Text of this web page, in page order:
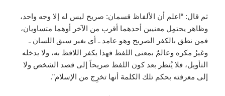
ثم قال: “اعلم أن الألفاظ قسمان: صريح ليس له إلا وجه واحد،
وظاهر يحتمِل معنيين أحدهما أقرب من الآخر أوهما متساويان،
فمن نطق بالكفر الصريح وهو عامد ـ أي بغير سبق اللسان ـ
وغيرُ مكره وعالمٌ بمعنى اللفظ فهذا يكفر اللافظ به، ولا يدخله
التأويل، فلا يُنظر بعد كون اللفظ صريحاً إلى قصد الشخص ولا
إلى معرفته بحكم تلك الكلمة أنها تخرِج من الإسلام”.